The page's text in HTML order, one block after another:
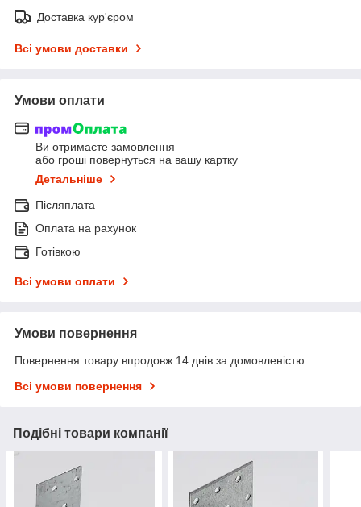
Доставка кур'єром
Всі умови доставки
Умови оплати
Ви отримаєте замовлення
або гроші повернуться на вашу картку
Детальніше
Післяплата
Оплата на рахунок
Готівкою
Всі умови оплати
Умови повернення
Повернення товару впродовж 14 днів за домовленістю
Всі умови повернення
Подібні товари компанії